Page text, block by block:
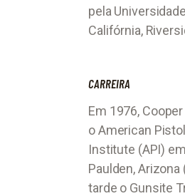
pela
Califórnia,
CARREIRA
Em 1976,
o American Pistol
Institute (API) em
Paulden, Arizona
tarde o Gunsite